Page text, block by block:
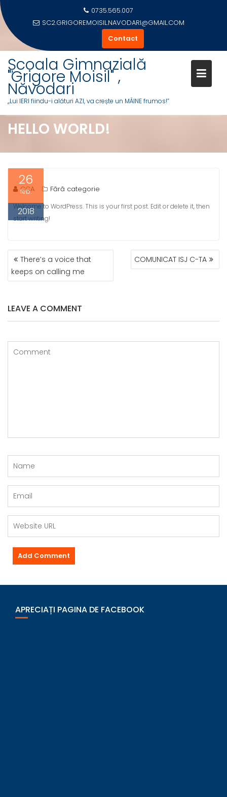
Skip
to
content
0735.565.007
SC2.GRIGOREMOISIL.NAVODARI@GMAIL.COM
Contact
Școala Gimnazială
"Grigore Moisil" ,
Năvodari
,,Lui IERI fiindu-i alături AZI, va crește un MÂINE frumos!”
HELLO WORLD!
26
feb.
2018
CCA Fără categorie
Welcome to WordPress. This is your first post. Edit or delete it, then
start writing!
NAVIGARE
ÎN
ARTICOLE
There’s a voice that
keeps on calling me
COMUNICAT ISJ C-TA
LEAVE A COMMENT
APRECIAȚI PAGINA DE FACEBOOK